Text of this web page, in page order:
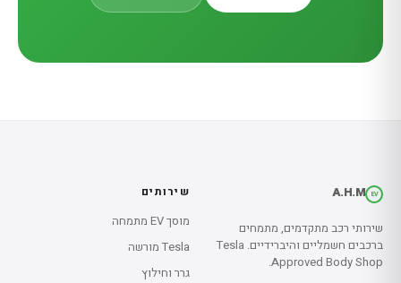
EV
A.H.M
שירותי רכב מתקדמים, מתמחים
ברכבים חשמליים והיברידיים. Tesla
Approved Body Shop.
שירותים
מוסך EV מתמחה
Tesla מורשה
גרר וחילוץ